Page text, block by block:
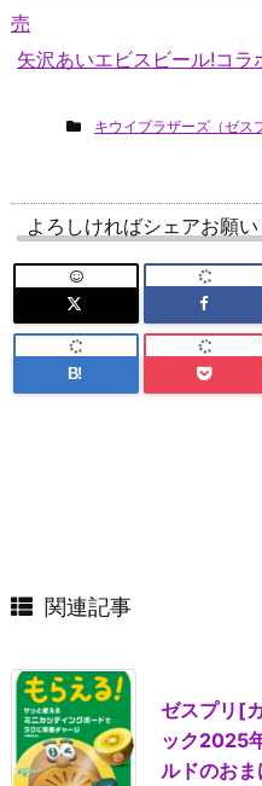
売
矢沢あいエビスビール!コ
キウイブラザーズ（ゼス
よろしければシェアお願
B!
関連記事
ゼスプリ[
ック2025
ルドのおま